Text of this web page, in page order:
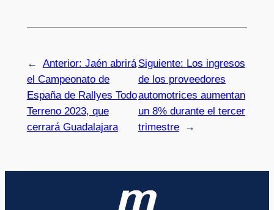
← Anterior: Jaén abrirá
el Campeonato de
España de Rallyes Todo
Terreno 2023, que
cerrará Guadalajara
Siguiente: Los ingresos
de los proveedores
automotrices aumentan
un 8% durante el tercer
trimestre
→